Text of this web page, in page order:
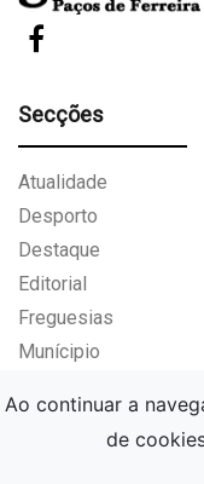
Secções
Atualidade
Desporto
Destaque
Editorial
Freguesias
Munícipio
Opinião
Ao continuar a
de